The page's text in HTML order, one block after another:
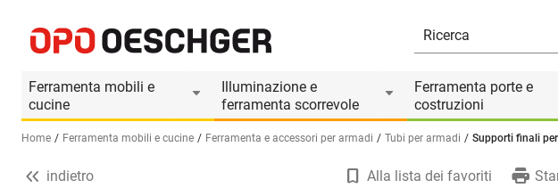
Ferramenta mobili e
cucine
Illuminazione e
ferramenta scorrevole
Ferramenta porte e
costruzioni
Seleziona una lingua (IT)
Home Ferramenta mobili e cucine Ferramenta e accessori per armadi Tubi per armadi Supporti finali
Informazioni prodotto
Accessori adatti Il prodotto è accessorio di
indietro Alla lista dei favoriti